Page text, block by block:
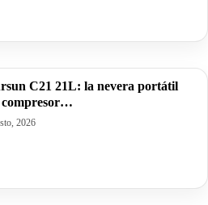
C21 21L: la nevera portátil
compresor…
2026